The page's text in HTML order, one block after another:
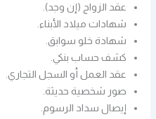
عقد الزواج (إن وجد).
شهادات ميلاد الأبناء.
شهادة خلو سوابق.
كشف حساب بنكي.
عقد العمل أو السجل التجاري.
صور شخصية حديثة.
إيصال سداد الرسوم.